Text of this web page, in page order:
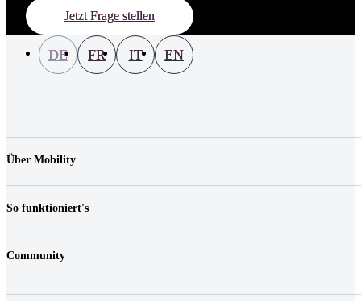
Jetzt Frage stellen
Über Mobility
Jobs & Karriere
Medien
So funktioniert's
Standorte
Community
DE FR IT EN